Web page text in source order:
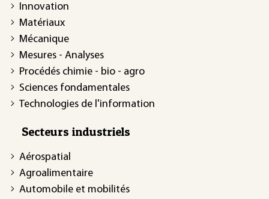
Innovation
Matériaux
Mécanique
Mesures - Analyses
Procédés chimie - bio - agro
Sciences fondamentales
Technologies de l'information
Secteurs industriels
Aérospatial
Agroalimentaire
Automobile et mobilités